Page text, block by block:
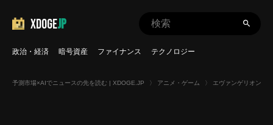
XDOGEJP
政治・経済 暗号資産 ファイナンス テクノロジー
予測市場×AIでニュースの先を読む | XDOGE.JP 〉 アニメ・ゲーム 〉 エヴァンゲリオン新